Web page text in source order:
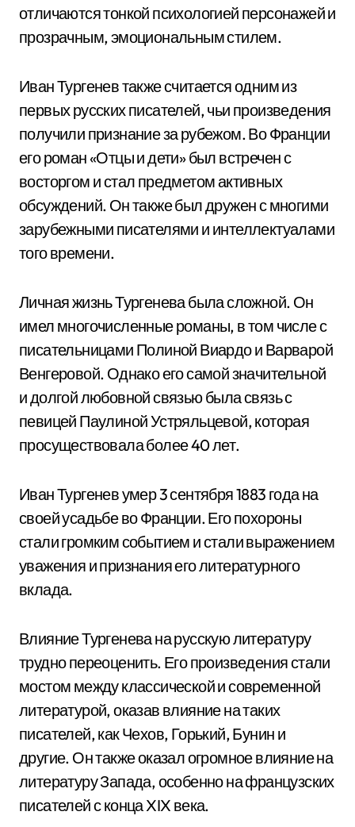
отличаются тонкой психологией персонажей и
прозрачным, эмоциональным стилем.
Иван Тургенев также считается одним из
первых русских писателей, чьи произведения
получили признание за рубежом. Во Франции
его роман «Отцы и дети» был встречен с
восторгом и стал предметом активных
обсуждений. Он также был дружен с многими
зарубежными писателями и интеллектуалами
того времени.
Личная жизнь Тургенева была сложной. Он
имел многочисленные романы, в том числе с
писательницами Полиной Виардо и Варварой
Венгеровой. Однако его самой значительной
и долгой любовной связью была связь с
певицей Паулиной Устряльцевой, которая
просуществовала более 40 лет.
Иван Тургенев умер 3 сентября 1883 года на
своей усадьбе во Франции. Его похороны
стали громким событием и стали выражением
уважения и признания его литературного
вклада.
Влияние Тургенева на русскую литературу
трудно переоценить. Его произведения стали
мостом между классической и современной
литературой, оказав влияние на таких
писателей, как Чехов, Горький, Бунин и
другие. Он также оказал огромное влияние на
литературу Запада, особенно на французских
писателей с конца XIX века.